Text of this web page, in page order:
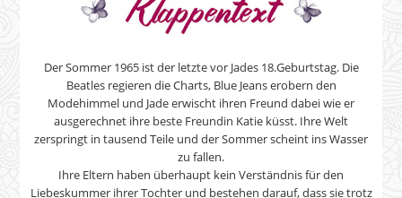
Der Sommer 1965 ist der letzte vor Jades 18.Geburtstag. Die
Beatles regieren die Charts, Blue Jeans erobern den
Modehimmel und Jade erwischt ihren Freund dabei wie er
ausgerechnet ihre beste Freundin Katie küsst. Ihre Welt
zerspringt in tausend Teile und der Sommer scheint ins Wasser
zu fallen.
Ihre Eltern haben überhaupt kein Verständnis für den
Liebeskummer ihrer Tochter und bestehen darauf, dass sie trotz